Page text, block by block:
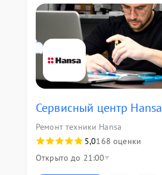
Сервисный центр Hansa
Ремонт техники Hansa
5,0168 оценки
Открыто до 21:00